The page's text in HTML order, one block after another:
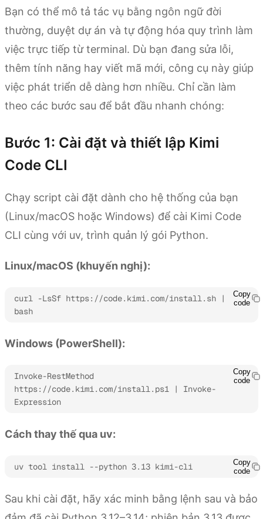
Bạn có thể mô tả tác vụ bằng ngôn ngữ đời
thường, duyệt dự án và tự động hóa quy trình làm
việc trực tiếp từ terminal. Dù bạn đang sửa lỗi,
thêm tính năng hay viết mã mới, công cụ này giúp
việc phát triển dễ dàng hơn nhiều. Chỉ cần làm
theo các bước sau để bắt đầu nhanh chóng:
Bước 1: Cài đặt và thiết lập Kimi
Code CLI
Chạy script cài đặt dành cho hệ thống của bạn
(Linux/macOS hoặc Windows) để cài Kimi Code
CLI cùng với uv, trình quản lý gói Python.
Linux/macOS (khuyến nghị):
curl -LsSf https://code.kimi.com/install.sh |
bash
Copy
code
Windows (PowerShell):
Invoke-RestMethod
https://code.kimi.com/install.ps1 | Invoke-
Expression
Copy
code
Cách thay thế qua uv:
uv tool install --python 3.13 kimi-cli
Copy
code
Sau khi cài đặt, hãy xác minh bằng lệnh sau và bảo